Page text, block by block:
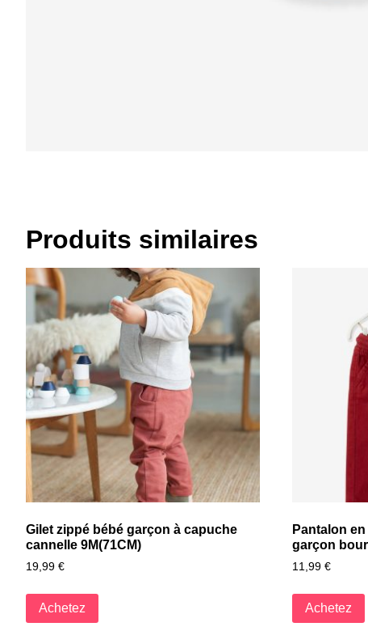
Produits similaires
Gilet zippé bébé garçon à capuche
cannelle 9M(71CM)
19,99 €
Achetez
Pantalon
garçon
11,99 €
Achetez